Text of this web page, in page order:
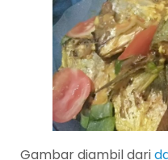
Gambar diambil dari